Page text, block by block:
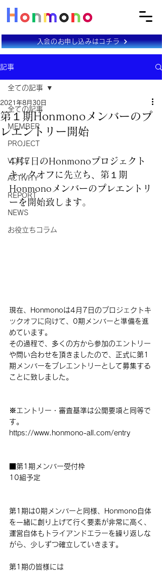
入会のお申し込みはコチラ
記事
全ての記事
MEMBER
PROJECT
VOICE
ACTIVITY
REPORT
NEWS
お役立ちコラム
全ての記事
第１期Honmonoメンバーのプ
レエントリー開始
2021年8月30日
4月7日のHonmonoプロジェクト
キックオフに先立ち、第１期
Honmonoメンバーのプレエントリ
ーを開始致します。
現在、Honmonoは4月7日のプロジェクトキ
ックオフに向けて、0期メンバーと準備を進
めています。
その過程で、多くの方から参加のエントリー
や問い合わせを頂きましたので、正式に第1
期メンバーをプレエントリーとして募集する
ことに致しました。
※エントリー・審査基準は公開要項と同等で
す。
https://www.honmono-all.com/entry
■第1期メンバー受付枠
10組予定
第1期は0期メンバーと同様、Honmono自体
を一緒に創り上げて行く要素が非常に高く、
運営自体もトライアンドエラーを繰り返しな
がら、少しずつ確立していきます。
第1期の皆様には